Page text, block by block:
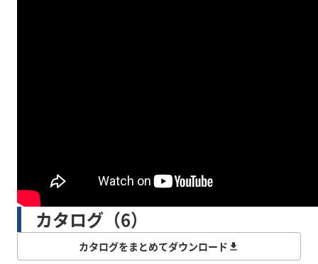
カタログ（6）
カタログをまとめてダウンロード